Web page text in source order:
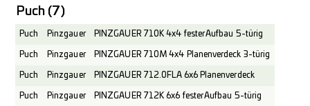
Puch (7)
Puch Pinzgauer PINZGAUER 710K 4x4 fester Aufbau 5-türig
Puch Pinzgauer PINZGAUER 710M 4x4 Planenverdeck 3-türig
Puch Pinzgauer PINZGAUER 712.0FLA 6x6 Planenverdeck
Puch Pinzgauer PINZGAUER 712K 6x6 fester Aufbau 5-türig